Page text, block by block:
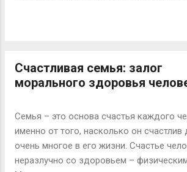
стадия крауроза. Больную отправили в
конфликтов в семье? Тысячи
ревность На первом месте стоит
разводов из-за ревности, просто
отсутствовали у трех пар из четырех.
семей из 100 разводятся именно из-за
или обоих супругов. Интересен тот
тенденция оказывается справедливой
Счастливая семья: залог
морального здоровья
Семья – это основа счастья каждого
именно от того, насколько он счастлив
очень многое в его жизни. Счастье
неразлучно со здоровьем –